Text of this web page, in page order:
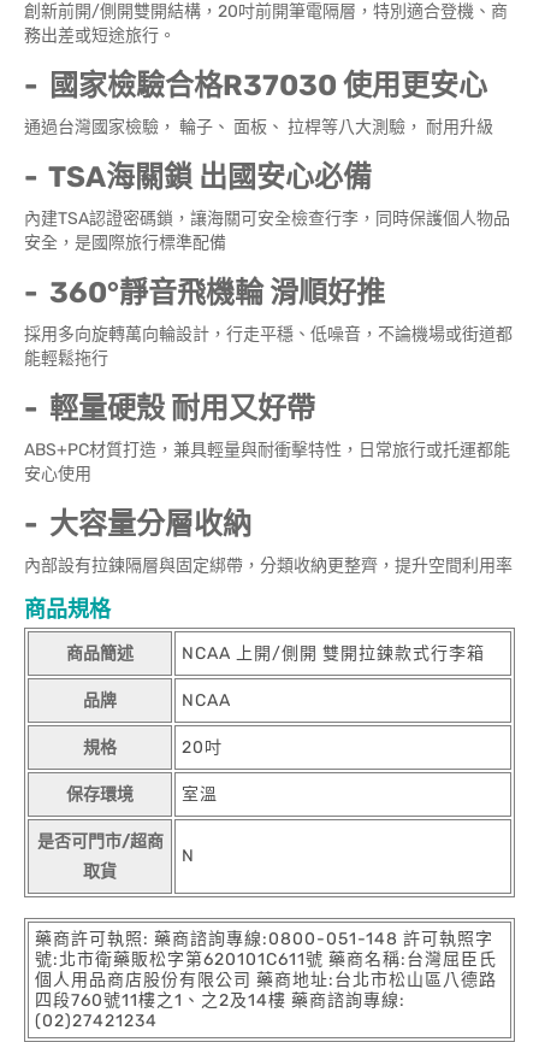
創新前開/側開雙開結構，20吋前開筆電隔層，特別適合登機、商
務出差或短途旅行。
- 國家檢驗合格R37030 使用更安心
通過台灣國家檢驗， 輪子、 面板、 拉桿等八大測驗， 耐用升級
- TSA海關鎖 出國安心必備
內建TSA認證密碼鎖，讓海關可安全檢查行李，同時保護個人物品
安全，是國際旅行標準配備
- 360°靜音飛機輪 滑順好推
採用多向旋轉萬向輪設計，行走平穩、低噪音，不論機場或街道都
能輕鬆拖行
- 輕量硬殼 耐用又好帶
ABS+PC材質打造，兼具輕量與耐衝擊特性，日常旅行或托運都能
安心使用
- 大容量分層收納
內部設有拉鍊隔層與固定綁帶，分類收納更整齊，提升空間利用率
商品規格
商品簡述 NCAA 上開/側開 雙開拉鍊款式行李箱
品牌 NCAA
規格 20吋
保存環境 室溫
是否可門市/超商
取貨
N
藥商許可執照: 藥商諮詢專線:0800-051-148 許可執照字
號:北市衛藥販松字第620101C611號 藥商名稱:台灣屈臣氏
個人用品商店股份有限公司 藥商地址:台北市松山區八德路
四段760號11樓之1、之2及14樓 藥商諮詢專線:
(02)27421234